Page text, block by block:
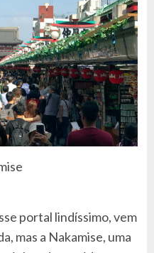
portal lindíssimo, vem
mas a Nakamise, uma